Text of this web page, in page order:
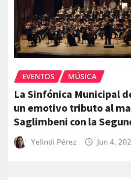
EVENTOS MÚSICA
La Sinfónica Municipal
un emotivo tributo al
Saglimbeni con la
Yelindi Pérez Jun 4,